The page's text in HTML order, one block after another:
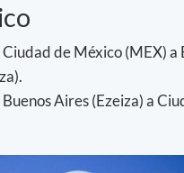
de México (MEX) a
Aires (Ezeiza) a